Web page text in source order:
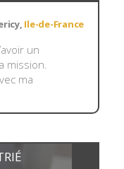
Ile-de-France
un
mission.
ma